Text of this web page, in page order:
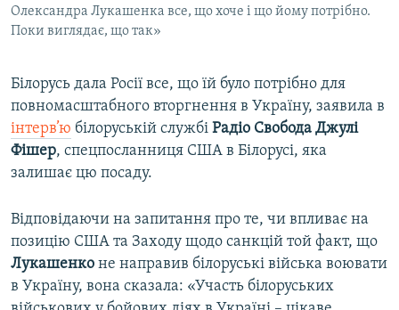
Усі сайти RFE/RL
Олександра Лукашенка все, що хоче і що йому потрібно.
Поки виглядає, що так»
Білорусь дала Росії все, що їй було потрібно для
повномасштабного вторгнення в Україну, заявила в
інтерв’ю білоруській службі Радіо Свобода Джулі
Фішер, спецпосланниця США в Білорусі, яка
залишає цю посаду.
Відповідаючи на запитання про те, чи впливає на
позицію США та Заходу щодо санкцій той факт, що
Лукашенко не направив білоруські війська воювати
в Україну, вона сказала: «Участь білоруських